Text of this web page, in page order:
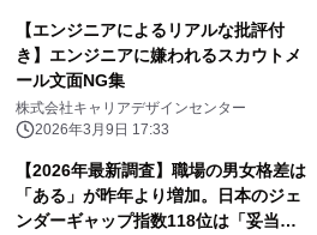
【エンジニアによるリアルな批評付
き】エンジニアに嫌われるスカウトメ
ール文面NG集
株式会社キャリアデザインセンター
2026年3月9日 17:33
【2026年最新調査】職場の男女格差は
「ある」が昨年より増加。日本のジェ
ンダーギャップ指数118位は「妥当・